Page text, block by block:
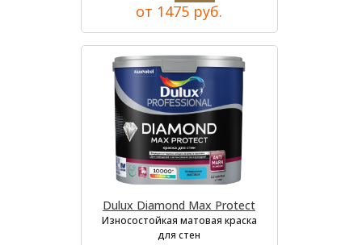
от 1475 руб.
Dulux Diamond Max Protect
Износостойкая матовая краска
для стен